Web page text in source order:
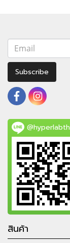
Subscribe
@hyperlabth
สินค้า